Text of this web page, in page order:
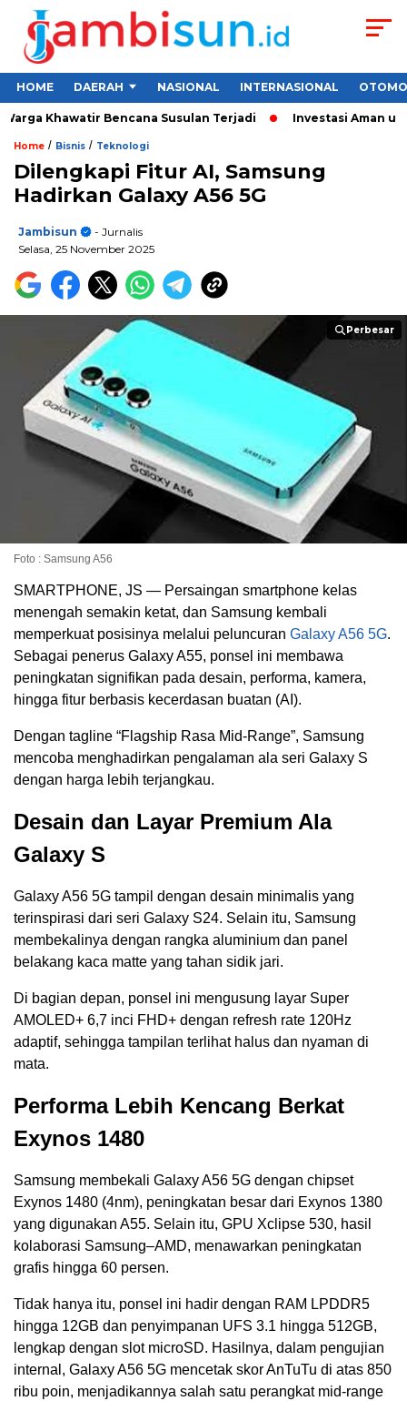
HOME DAERAH NASIONAL INTERNASIONAL
Khawatir Bencana Susulan Terjadi Investasi Aman untuk
Home / Bisnis / Teknologi
Dilengkapi Fitur AI, Samsung
Hadirkan Galaxy A56 5G
Jambisun
- Jurnalis
Selasa, 25 November 2025
Perbesar
Perbesar
Foto : Samsung A56
SMARTPHONE, JS — Persaingan smartphone kelas
menengah semakin ketat, dan Samsung kembali
memperkuat posisinya melalui peluncuran Galaxy A56 5G.
Sebagai penerus Galaxy A55, ponsel ini membawa
peningkatan signifikan pada desain, performa, kamera,
hingga fitur berbasis kecerdasan buatan (AI).
Dengan tagline “Flagship Rasa Mid-Range”, Samsung
mencoba menghadirkan pengalaman ala seri Galaxy S
dengan harga lebih terjangkau.
Desain dan Layar Premium Ala
Galaxy S
Galaxy A56 5G tampil dengan desain minimalis yang
terinspirasi dari seri Galaxy S24. Selain itu, Samsung
membekalinya dengan rangka aluminium dan panel
belakang kaca matte yang tahan sidik jari.
Di bagian depan, ponsel ini mengusung layar Super
AMOLED+ 6,7 inci FHD+ dengan refresh rate 120Hz
adaptif, sehingga tampilan terlihat halus dan nyaman di
mata.
Performa Lebih Kencang Berkat
Exynos 1480
Samsung membekali Galaxy A56 5G dengan chipset
Exynos 1480 (4nm), peningkatan besar dari Exynos 1380
yang digunakan A55. Selain itu, GPU Xclipse 530, hasil
kolaborasi Samsung–AMD, menawarkan peningkatan
grafis hingga 60 persen.
Tidak hanya itu, ponsel ini hadir dengan RAM LPDDR5
hingga 12GB dan penyimpanan UFS 3.1 hingga 512GB,
lengkap dengan slot microSD. Hasilnya, dalam pengujian
internal, Galaxy A56 5G mencetak skor AnTuTu di atas 850
ribu poin, menjadikannya salah satu perangkat mid-range